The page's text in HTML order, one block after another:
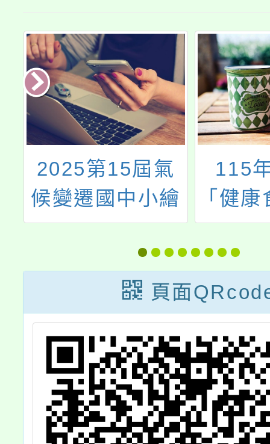
2025第15屆氣
候變遷國中小繪
畫創作比賽
115
「健
位
園學
2.0
頁面